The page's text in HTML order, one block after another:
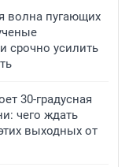
волна пугающих
срочно усилить
30-градусная
чего ждать
выходных от